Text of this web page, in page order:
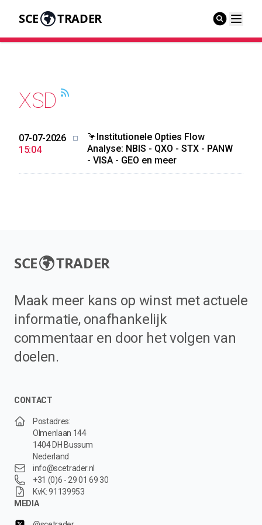
SCE TRADER
XSD
07-07-2026
15:04
🦩Institutionele Opties Flow
Analyse: NBIS - QXO - STX - PANW
- VISA - GEO en meer
SCE TRADER
Maak meer kans op winst met actuele
informatie, onafhankelijk
commentaar en door het volgen van
doelen.
CONTACT
Postadres:
Olmenlaan 144
1404 DH Bussum
Nederland
info@scetrader.nl
+31 (0)6 - 29 01 69 30
KvK: 91139953
MEDIA